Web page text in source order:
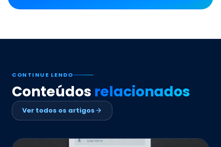
CONTINUE LENDO
Conteúdos relacionados
Ver todos os artigos